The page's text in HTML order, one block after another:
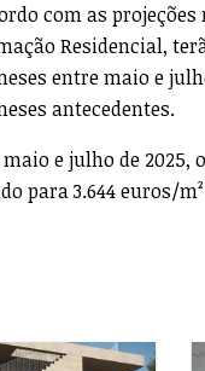
com as
Residencial,
entre maio e
antecedentes.
e julho de 2025,
para 3.644 euros/